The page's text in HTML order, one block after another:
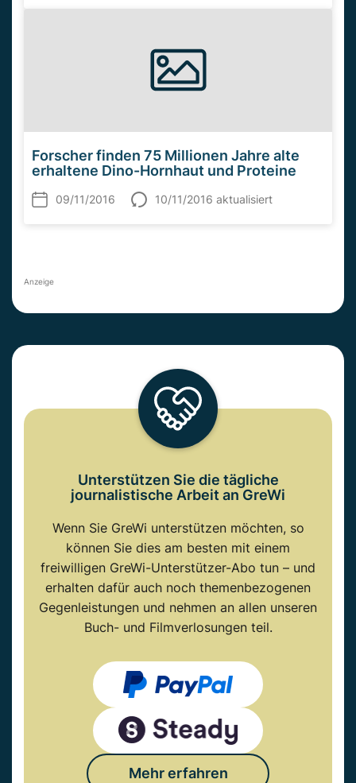
Forscher finden 75 Millionen Jahre alte
erhaltene Dino-Hornhaut und Proteine
09/11/2016 10/11/2016 aktualisiert
Anzeige
Unterstützen Sie die tägliche
journalistische Arbeit an GreWi
Wenn Sie GreWi unterstützen möchten, so
können Sie dies am besten mit einem
freiwilligen GreWi-Unterstützer-Abo tun – und
erhalten dafür auch noch themenbezogenen
Gegenleistungen und nehmen an allen unseren
Buch- und Filmverlosungen teil.
Mehr erfahren